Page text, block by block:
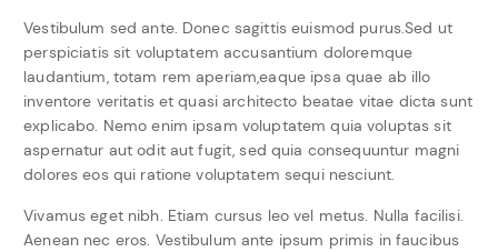
Vestibulum sed ante. Donec sagittis euismod purus.Sed ut
perspiciatis sit voluptatem accusantium doloremque
laudantium, totam rem aperiam,eaque ipsa quae ab illo
inventore veritatis et quasi architecto beatae vitae dicta sunt
explicabo. Nemo enim ipsam voluptatem quia voluptas sit
aspernatur aut odit aut fugit, sed quia consequuntur magni
dolores eos qui ratione voluptatem sequi nesciunt.
Vivamus eget nibh. Etiam cursus leo vel metus. Nulla facilisi.
Aenean nec eros. Vestibulum ante ipsum primis in faucibus